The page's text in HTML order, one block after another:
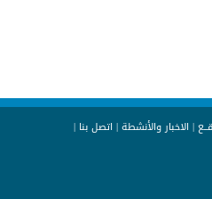
الاخبار والأنشطة|اتصل بنا|